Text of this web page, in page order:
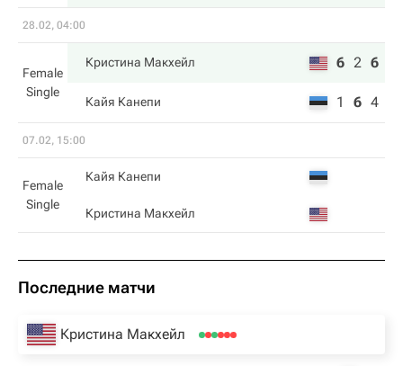
28.02, 04:00
Female
Single
Кристина Макхейл 6 2 6
Кайя Канепи 1 6 4
07.02, 15:00
Female
Single
Кайя Канепи
Кристина Макхейл
Последние матчи
Кристина Макхейл